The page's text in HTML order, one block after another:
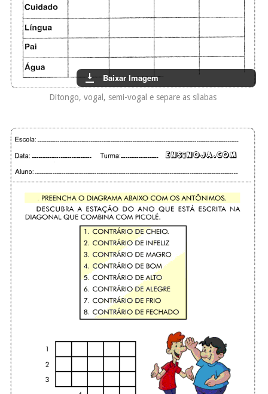
Baixar Imagem
Ditongo, vogal, semi-vogal e separe as sílabas